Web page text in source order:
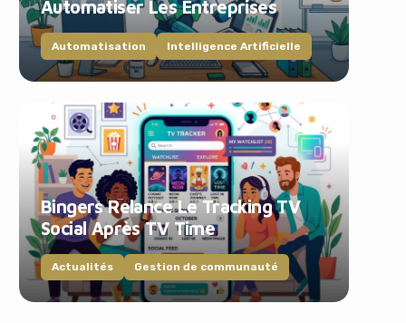
Automatiser Les Entreprises
Automatisation Intelligence Artificielle
Bingers Relance Le Tracking TV
Social Après TV Time
Actualités Gestion de communauté